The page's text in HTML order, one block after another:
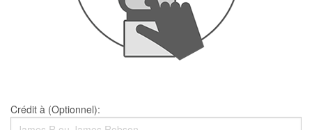
Crédit à (Optionnel):